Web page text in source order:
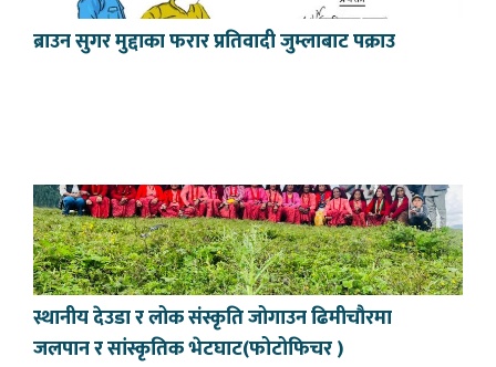
ब्राउन सुगर मुद्दाका फरार प्रतिवादी जुम्लाबाट पक्राउ
स्थानीय देउडा र लोक संस्कृति जोगाउन ढिमीचौरमा
जलपान र सांस्कृतिक भेटघाट(फोटोफिचर )